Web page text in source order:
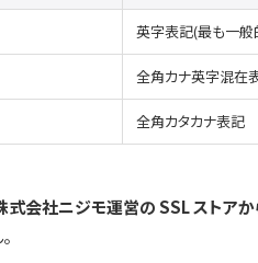
英字表記(最も一般
全角カナ英字混在
全角カタカナ表記
式会社ニジモ運営の SSL ストア